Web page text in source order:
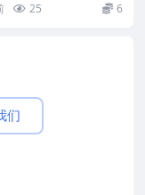
25 6
们